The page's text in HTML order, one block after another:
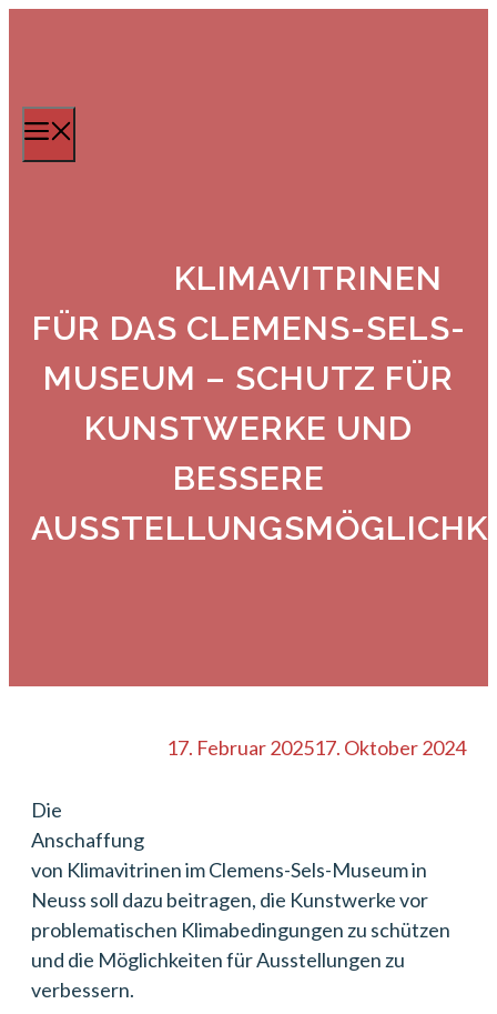
KLIMAVITRINEN
FÜR DAS CLEMENS-SELS-
MUSEUM – SCHUTZ FÜR
KUNSTWERKE UND
BESSERE
17. Februar 202517. Oktober 2024
Die
Anschaffung
von Klimavitrinen im Clemens-Sels-Museum in
Neuss soll dazu beitragen, die Kunstwerke vor
problematischen Klimabedingungen zu schützen
und die Möglichkeiten für Ausstellungen zu
verbessern.